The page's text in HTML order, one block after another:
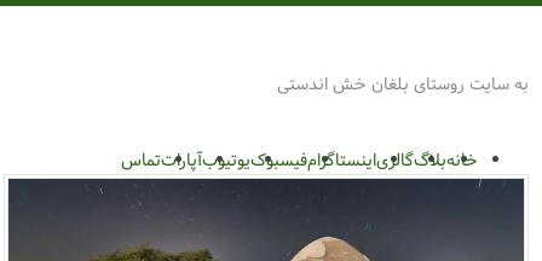
بلغان خش اندستی
اینستاگرامفیسبوکیوتیوبآپاراتتماس